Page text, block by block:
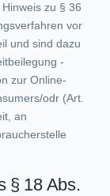
zu § 36
vor
und sind dazu
-
zur Online-
odr (Art.
an
§ 18 Abs.